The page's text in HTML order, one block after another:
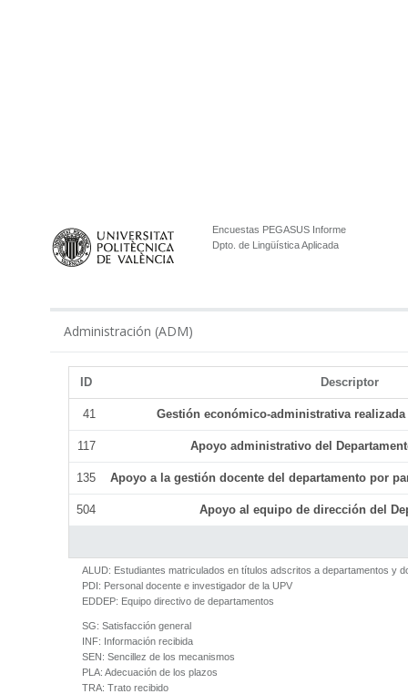
Encuestas PEGASUS Informe
Dpto. de Lingüística Aplicada
Administración (ADM)
ID Descriptor
41 Gestión económico-administrativa
117 Apoyo administrativo del
135 Apoyo a la gestión docente del departamento por
504 Apoyo al equipo de dirección del
ALUD: Estudiantes matriculados en títulos adscritos a departamentos y
PDI: Personal docente e investigador de la UPV
EDDEP: Equipo directivo de departamentos
SG: Satisfacción general
INF: Información recibida
SEN: Sencillez de los mecanismos
PLA: Adecuación de los plazos
TRA: Trato recibido